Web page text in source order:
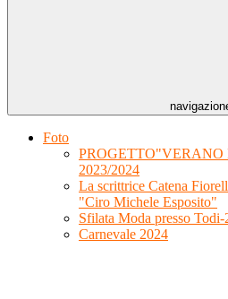
Foto
PROGETTO"VERANO
2023/2024
La scrittrice Catena
"Ciro Michele Esposito"
Sfilata Moda presso Todi-
Carnevale 2024